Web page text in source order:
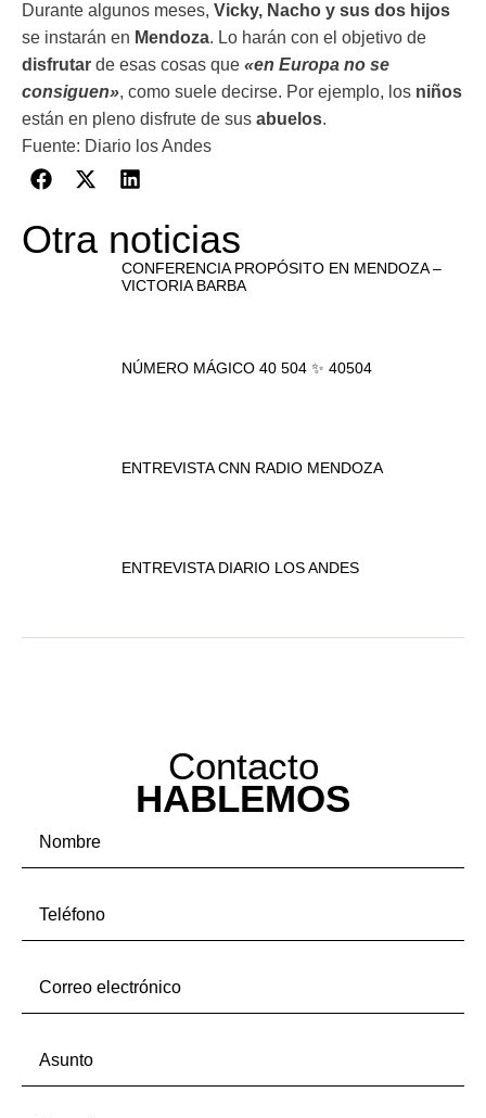
Durante algunos meses, Vicky, Nacho y sus dos hijos
se instarán en Mendoza. Lo harán con el objetivo de
disfrutar de esas cosas que «en Europa no se
consiguen», como suele decirse. Por ejemplo, los niños
están en pleno disfrute de sus abuelos.
Fuente: Diario los Andes
Otra noticias
CONFERENCIA PROPÓSITO EN MENDOZA –
VICTORIA BARBA
NÚMERO MÁGICO 40 504 ✨ 40504
ENTREVISTA CNN RADIO MENDOZA
ENTREVISTA DIARIO LOS ANDES
Contacto
HABLEMOS